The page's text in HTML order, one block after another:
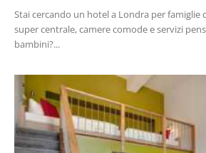
Stai cercando un hotel a Londra per famiglie
super centrale, camere comode e servizi
bambini?...